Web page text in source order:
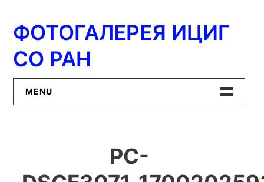
содержимому
ФОТОГАЛЕРЕЯ ИЦИГ
СО РАН
MENU
ИЦиГ СО РАН
PC-